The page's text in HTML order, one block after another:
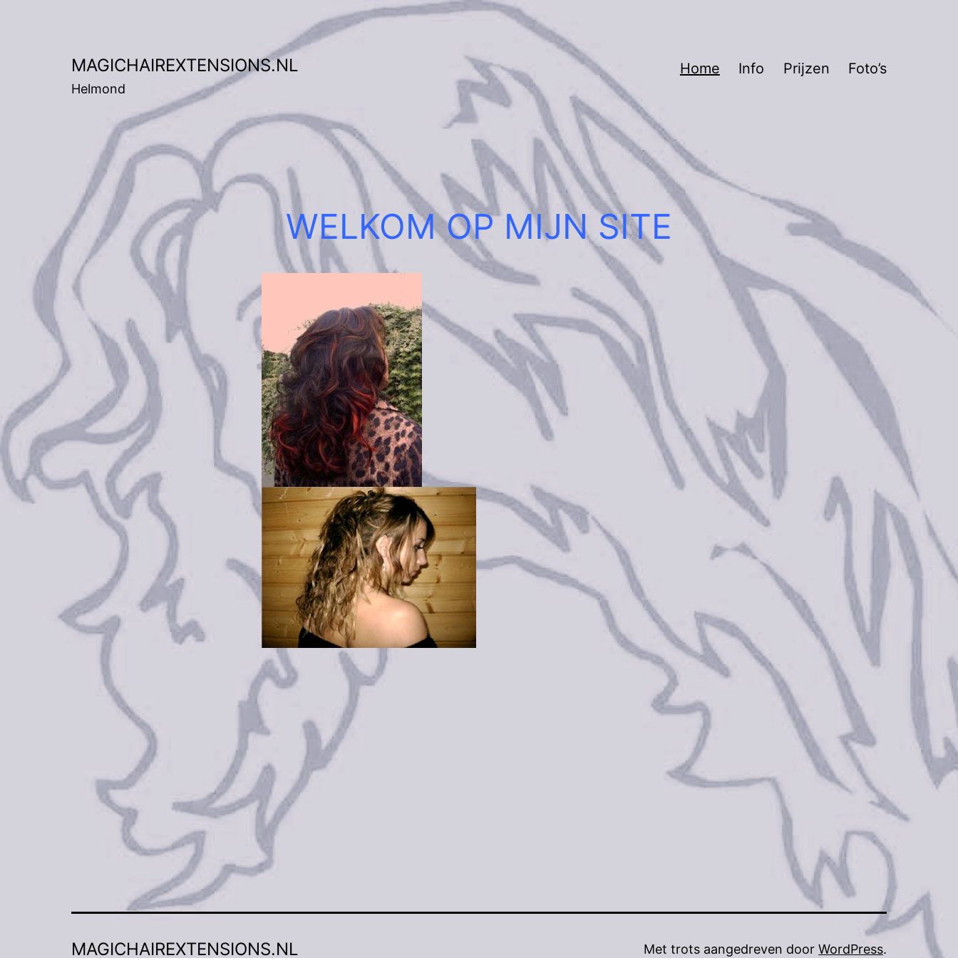
MAGICHAIREXTENSIONS.NL
Helmond
Home Info Prijzen Foto’s
WELKOM OP MIJN SITE
MAGICHAIREXTENSIONS.NL Met trots aangedreven door WordPress.